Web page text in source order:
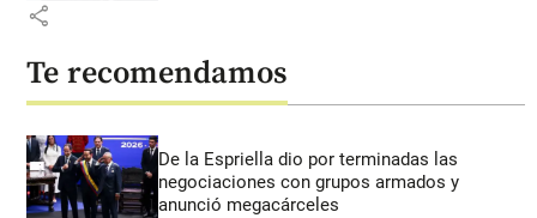
share
Te recomendamos
De la Espriella dio por terminadas las
negociaciones con grupos armados y
anunció megacárceles